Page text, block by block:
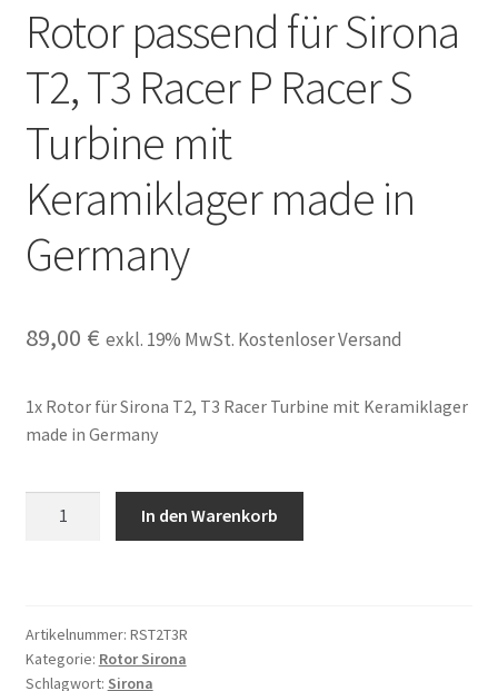
Stellenangebote
Rotor passend für Sirona
T2, T3 Racer P Racer S
Turbine mit
Keramiklager made in
Germany
89,00 € exkl. 19% MwSt. Kostenloser Versand
1x Rotor für Sirona T2, T3 Racer Turbine mit Keramiklager
made in Germany
T3
Racer
In den Warenkorb
Artikelnummer: RST2T3R
Kategorie: Rotor Sirona
Schlagwort: Sirona